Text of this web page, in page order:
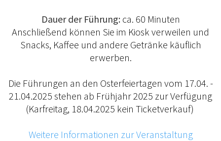
Dauer der Führung:ca. 60 Minuten
Anschließend können Sie im Kiosk verweilen und
Snacks, Kaffee und andere Getränke käuflich
erwerben.
Die Führungen an den Osterfeiertagen vom 17.04. -
21.04.2025 stehen ab Frühjahr 2025 zur Verfügung
(Karfreitag, 18.04.2025 kein Ticketverkauf)
Weitere Informationen zur Veranstaltung